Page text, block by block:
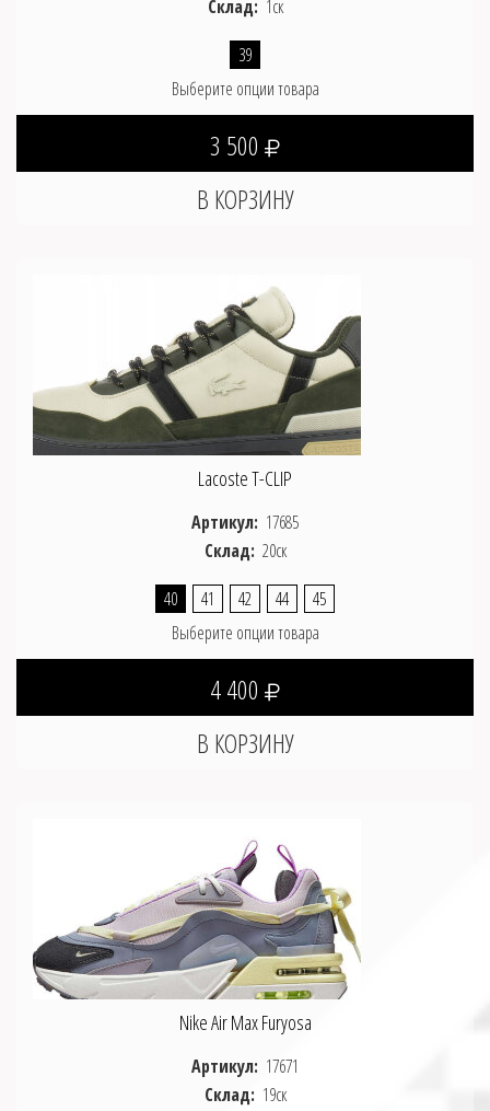
Склад: 1ск
39
Выберите опции товара
3 500
Lacoste T-CLIP
Артикул: 17685
Склад: 20ск
40 41 42 44
45
Выберите опции товара
4 400
Nike Air Max Furyosa
Артикул: 17671
Склад: 19ск